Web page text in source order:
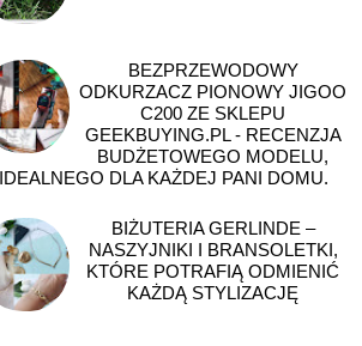
BEZPRZEWODOWY
ODKURZACZ PIONOWY JIGOO
C200 ZE SKLEPU
GEEKBUYING.PL - RECENZJA
BUDŻETOWEGO MODELU,
IDEALNEGO DLA KAŻDEJ PANI DOMU.
BIŻUTERIA GERLINDE –
NASZYJNIKI I BRANSOLETKI,
KTÓRE POTRAFIĄ ODMIENIĆ
KAŻDĄ STYLIZACJĘ